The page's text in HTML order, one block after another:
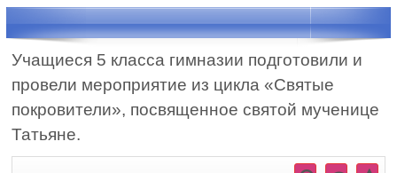
Учащиеся 5 класса гимназии подготовили и
провели мероприятие из цикла «Святые
покровители», посвященное святой мученице
Татьяне.